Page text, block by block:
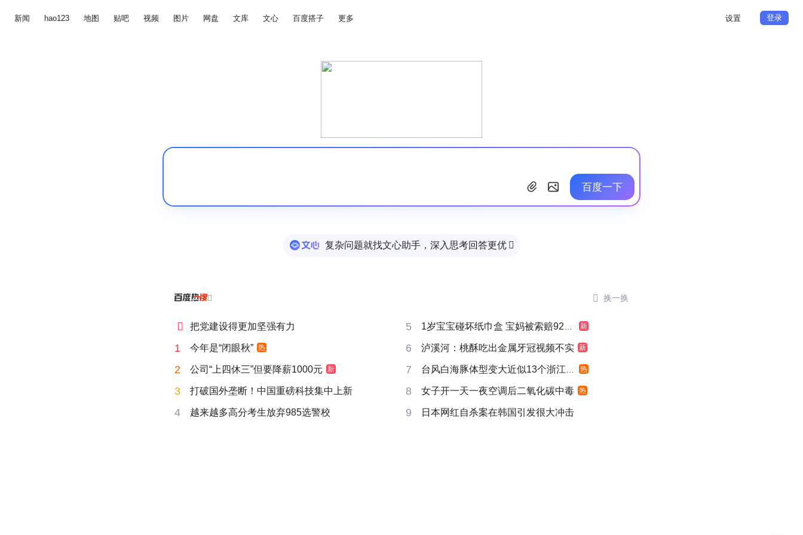
新闻 hao123 地图 贴吧 视频 图片 网盘 文库 文心 百度搭子 更多 设置 登录
百度一下
复杂问题就找文心助手，深入思考回答更优 
  换一换
 把党建设得更加坚强有力 5 1岁宝宝碰坏纸巾盒 宝妈被索赔924元 新
1 今年是“闭眼秋” 热 6 泸溪河：桃酥吃出金属牙冠视频不实 新
2 公司“上四休三”但要降薪1000元 新 7 台风白海豚体型变大近似13个浙江面积 热
3 打破国外垄断！中国重磅科技集中上新 8 女子开一天一夜空调后二氧化碳中毒 热
4 越来越多高分考生放弃985选警校 9 日本网红自杀案在韩国引发很大冲击